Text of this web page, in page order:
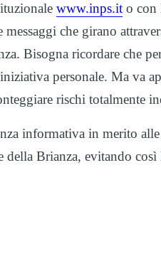
www.inps.it o con
che girano
Bisogna ricordare che
personale. Ma va
rischi totalmente
informativa in merito
Brianza, evitando